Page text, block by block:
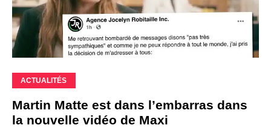
ACTUALITÉS
Martin Matte est dans l’embarras dans
la nouvelle vidéo de Maxi